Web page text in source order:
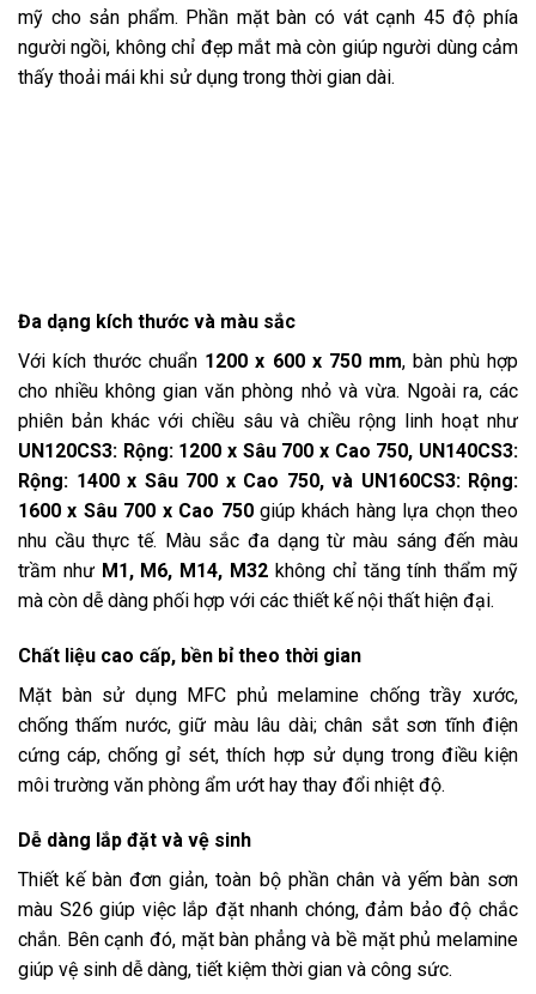
mỹ cho sản phẩm. Phần mặt bàn có vát cạnh 45 độ phía
người ngồi, không chỉ đẹp mắt mà còn giúp người dùng cảm
thấy thoải mái khi sử dụng trong thời gian dài.
Đa dạng kích thước và màu sắc
Với kích thước chuẩn 1200 x 600 x 750 mm, bàn phù hợp
cho nhiều không gian văn phòng nhỏ và vừa. Ngoài ra, các
phiên bản khác với chiều sâu và chiều rộng linh hoạt như
UN120CS3: Rộng: 1200 x Sâu 700 x Cao 750, UN140CS3:
Rộng: 1400 x Sâu 700 x Cao 750, và UN160CS3: Rộng:
1600 x Sâu 700 x Cao 750giúp khách hàng lựa chọn theo
nhu cầu thực tế. Màu sắc đa dạng từ màu sáng đến màu
trầm như M1, M6, M14, M32 không chỉ tăng tính thẩm mỹ
mà còn dễ dàng phối hợp với các thiết kế nội thất hiện đại.
Chất liệu cao cấp, bền bỉ theo thời gian
Mặt bàn sử dụng MFC phủ melamine chống trầy xước,
chống thấm nước, giữ màu lâu dài; chân sắt sơn tĩnh điện
cứng cáp, chống gỉ sét, thích hợp sử dụng trong điều kiện
môi trường văn phòng ẩm ướt hay thay đổi nhiệt độ.
Dễ dàng lắp đặt và vệ sinh
Thiết kế bàn đơn giản, toàn bộ phần chân và yếm bàn sơn
màu S26 giúp việc lắp đặt nhanh chóng, đảm bảo độ chắc
chắn. Bên cạnh đó, mặt bàn phẳng và bề mặt phủ melamine
giúp vệ sinh dễ dàng, tiết kiệm thời gian và công sức.